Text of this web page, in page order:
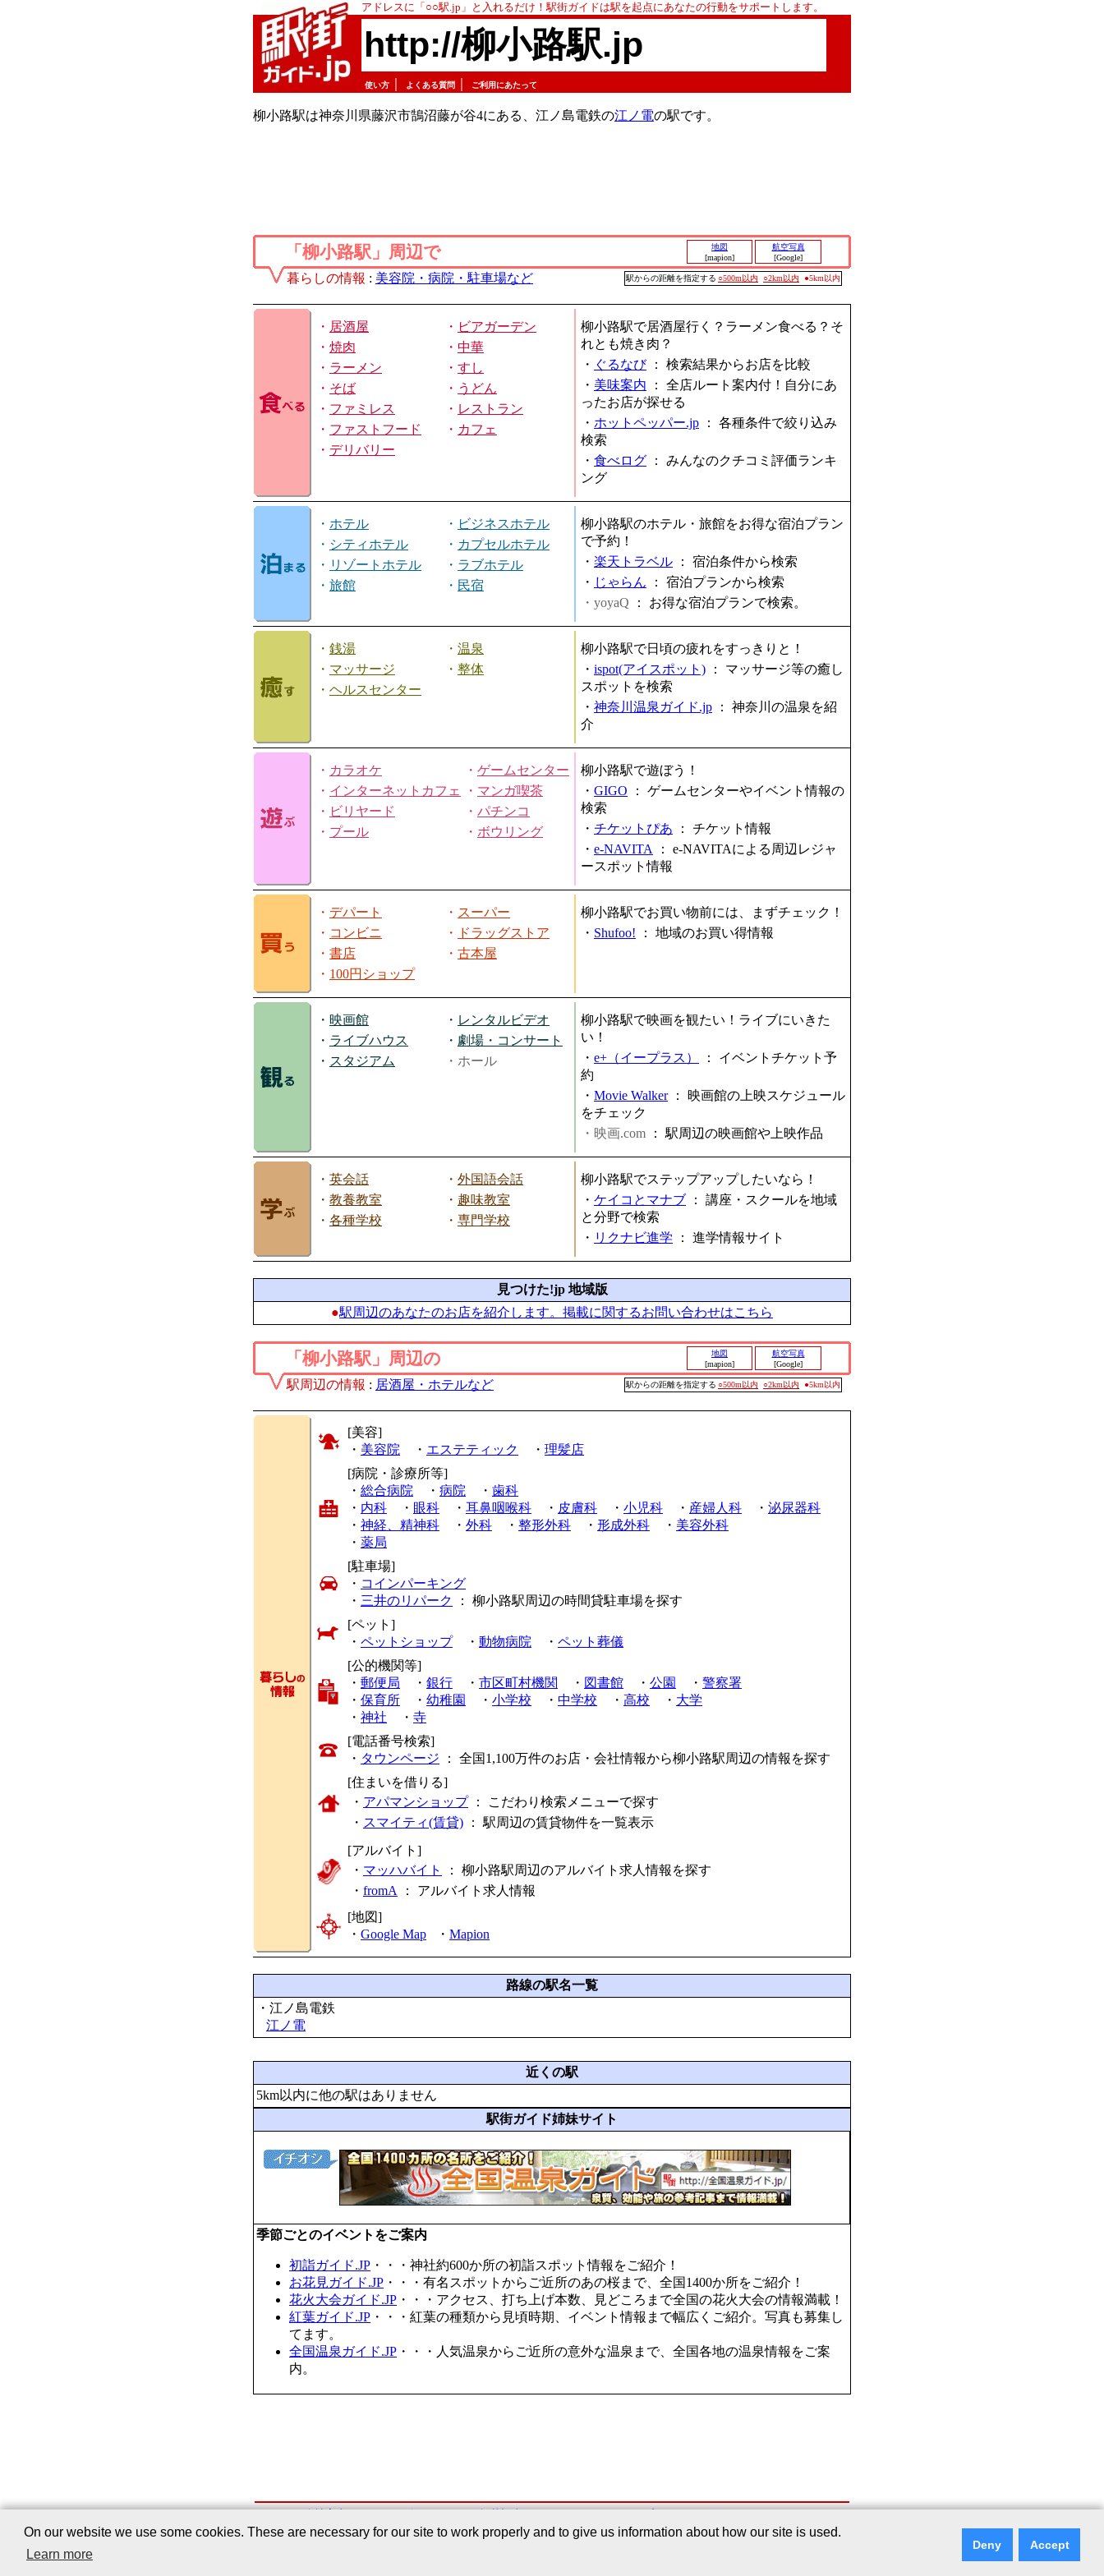
アドレスに「○○駅.jp」と入れるだけ！駅街ガイドは駅を起点にあなたの行動をサポートします。
http://柳小路駅.jp
使い方 よくある質問 ご利用にあたって
柳小路駅は神奈川県藤沢市鵠沼藤が谷4にある、江ノ島電鉄の江ノ電の駅です。
「柳小路駅」周辺で
地図
[mapion]
航空写真
[Google]
暮らしの情報 : 美容院・病院・駐車場など 駅からの距離を指定する ○500m以内 ○2km以内 ●5km以内
・ 居酒屋 ・ ビアガーデン
・ 焼肉 ・ 中華
・ ラーメン ・ すし
・ そば ・ うどん
・ ファミレス ・ レストラン
・ ファストフード ・ カフェ
・ デリバリー
柳小路駅で居酒屋行く？ラーメン食べる？そ
れとも焼き肉？
・ ぐるなび： 検索結果からお店を比較
・ 美味案内 ： 全店ルート案内付！自分にあ
ったお店が探せる
・ ホットペッパー.jp ： 各種条件で絞り込み
検索
・ 食べログ ： みんなのクチコミ評価ランキ
ング
・ ホテル ・ ビジネスホテル
・ シティホテル ・ カプセルホテル
・ リゾートホテル ・ ラブホテル
・ 旅館 ・ 民宿
柳小路駅のホテル・旅館をお得な宿泊プラン
で予約！
・ 楽天トラベル ： 宿泊条件から検索
・ じゃらん ： 宿泊プランから検索
・yoyaQ ： お得な宿泊プランで検索。
・ 銭湯 ・ 温泉
・ マッサージ ・ 整体
・ ヘルスセンター
柳小路駅で日頃の疲れをすっきりと！
・ ispot(アイスポット) ： マッサージ等の癒し
スポットを検索
・ 神奈川温泉ガイド.jp ： 神奈川の温泉を紹
介
・ カラオケ ・ ゲームセンター
・ インターネットカフェ ・ マンガ喫茶
・ ビリヤード ・ パチンコ
・ プール ・ ボウリング
柳小路駅で遊ぼう！
・ GIGO ： ゲームセンターやイベント情報の
検索
・ チケットぴあ ： チケット情報
・ e-NAVITA ： e-NAVITAによる周辺レジャ
ースポット情報
・ デパート ・ スーパー
・ コンビニ ・
ドラッグストア
・ 書店 ・ 古本屋
・ 100円ショップ
柳小路駅でお買い物前には、まずチェック！
・ Shufoo! ： 地域のお買い得情報
・ 映画館 ・ レンタルビデオ
・ ライブハウス ・ 劇場・コンサート
・ スタジアム ・ホール
柳小路駅で映画を観たい！ライブにいきた
い！
・ e+（イープラス） ： イベントチケット予
約
・ Movie Walker： 映画館の上映スケジュール
をチェック
・映画.com ： 駅周辺の映画館や上映作品
・ 英会話 ・ 外国語会話
・ 教養教室 ・ 趣味教室
・ 各種学校 ・ 専門学校
柳小路駅でステップアップしたいなら！
・ ケイコとマナブ ： 講座・スクールを地域
と分野で検索
・ リクナビ進学 ： 進学情報サイト
見つけた!jp 地域版
●駅周辺のあなたのお店を紹介します。掲載に関するお問い合わせはこちら
「柳小路駅」周辺の
地図
[mapion]
航空写真
[Google]
駅周辺の情報 : 居酒屋・ホテルなど 駅からの距離を指定する ○500m以内 ○2km以内 ●5km以内
[美容]
・ 美容院 ・ エステティック ・ 理髪店
[病院・診療所等]
・ 総合病院 ・ 病院 ・ 歯科
・ 内科 ・ 眼科 ・ 耳鼻咽喉科 ・ 皮膚科 ・ 小児科 ・ 産婦人科 ・ 泌尿器科
・ 神経、精神科 ・ 外科 ・ 整形外科 ・ 形成外科 ・ 美容外科
・ 薬局
[駐車場]
・ コインパーキング
・ 三井のリパーク
： 柳小路駅周辺の時間貸駐車場を探す
[ペット]
・ ペットショップ・ 動物病院 ・ ペット葬儀
[公的機関等]
・ 郵便局 ・ 銀行 ・ 市区町村機関 ・ 図書館 ・ 公園 ・ 警察署
・ 保育所 ・ 幼稚園 ・ 小学校 ・ 中学校 ・ 高校 ・ 大学
・ 神社 ・ 寺
[電話番号検索]
・ タウンページ ： 全国1,100万件のお店・会社情報から柳小路駅周辺の情報を探す
[住まいを借りる]
・ アパマンショップ： こだわり検索メニューで探す
・ スマイティ(賃貸) ： 駅周辺の賃貸物件を一覧表示
[アルバイト]
・ マッハバイト
： 柳小路駅周辺のアルバイト求人情報を探す
・ fromA ： アルバイト求人情報
[地図]
・ Google Map ・ Mapion
路線の駅名一覧
・江ノ島電鉄
江ノ電
近くの駅
5km以内に他の駅はありません
駅街ガイド姉妹サイト
季節ごとのイベントをご案内
初詣ガイド.JP ・・・神社約600か所の初詣スポット情報をご紹介！
お花見ガイド.JP ・・・有名スポットからご近所のあの桜まで、全国1400か所をご紹介！
花火大会ガイド.JP ・・・アクセス、打ち上げ本数、見どころまで全国の花火大会の情報満載！
紅葉ガイド.JP ・・・紅葉の種類から見頃時期、イベント情報まで幅広くご紹介。写真も募集し
てます。
全国温泉ガイド.JP ・・・人気温泉からご近所の意外な温泉まで、全国各地の温泉情報をご案
内。
ご意見・ご質問
On our website we use some cookies. These are necessary for our site to work properly and to give us information about how our site is used.
Learn more
Deny Accept